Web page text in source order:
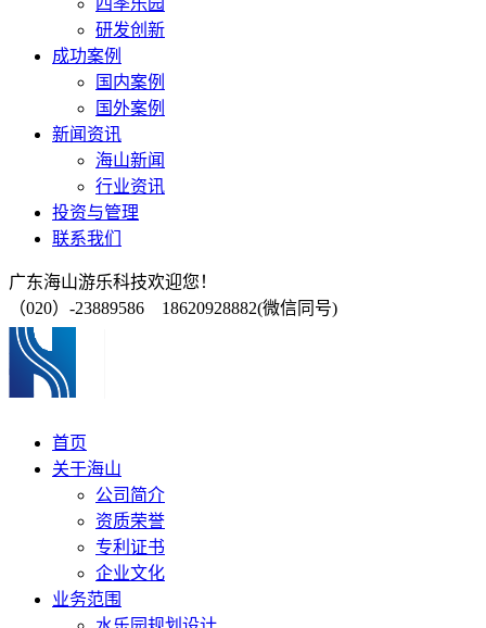
四季乐园
研发创新
成功案例
国内案例
国外案例
新闻资讯
海山新闻
行业资讯
投资与管理
联系我们
广东海山游乐科技欢迎您！
（020）-23889586 18620928882(微信同号)
首页
关于海山
公司简介
资质荣誉
专利证书
企业文化
业务范围